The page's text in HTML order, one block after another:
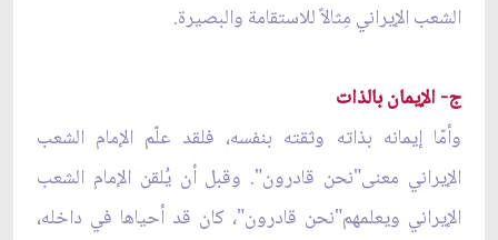
الشعب الإيراني مِثالاً للاستقامة والبصيرة.
ج- الإيمان بالذات
وأمّا إيمانه بذاته وثقته بنفسه، فلقد علّم الإمام الشعب
الإيراني معنى"نحن قادرون". وقبل أن يُلقن الإمام الشعب
الإيراني ويعلمهم"نحن قادرون"، كان قد أحياها في داخله،